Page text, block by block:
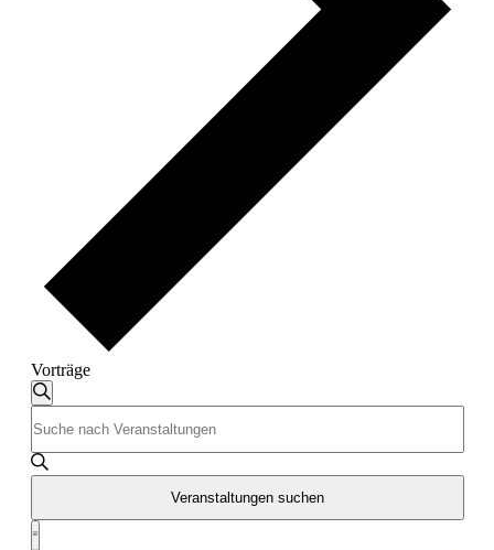
Vorträge
Veranstaltungen
Veranstaltungen
Suche
und
Ansichten,
Navigation
Suche
Schlüsselwort
eingeben.
Suche
Veranstaltungen
Schlüsselwort.
Veranstaltungen suchen
Veranstaltung
Liste